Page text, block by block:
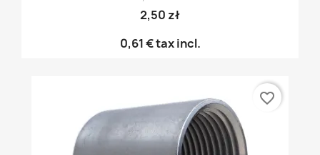
2,50 zł
0,61 €tax incl.
favorite_border